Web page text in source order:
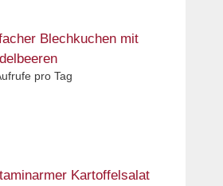
Blechkuchen mit
pro Tag
Kartoffelsalat